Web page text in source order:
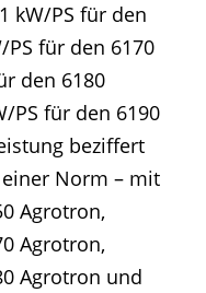
kW/PS für den
PS für den 6170
den 6180
PS für den 6190
beziffert
einer Norm – mit
Agrotron,
Agrotron,
Agrotron und